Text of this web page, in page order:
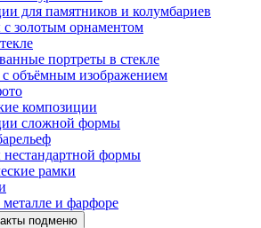
для памятников и колумбариев
золотым орнаментом
портреты в стекле
объёмным изображением
композиции
сложной формы
формы
рамки
и фарфоре
подменю